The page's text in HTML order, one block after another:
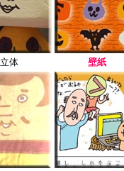
立体 壁紙